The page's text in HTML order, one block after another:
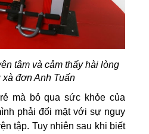
tâm và cảm thấy hài lòng
đơn Anh Tuấn
mà bỏ qua sức khỏe của
phải đối mặt với sự nguy
tập. Tuy nhiên sau khi biết